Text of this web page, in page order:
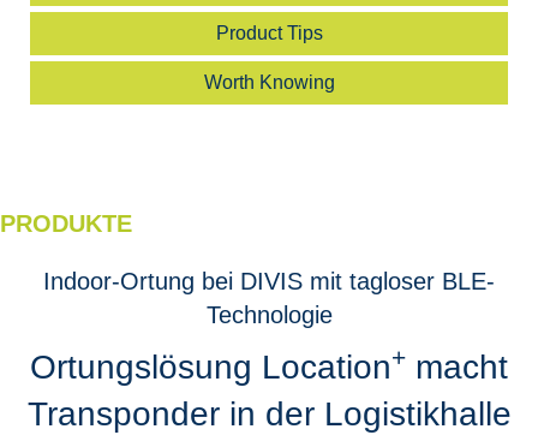
Product Tips
Worth Knowing
PRODUKTE
Indoor-Ortung bei DIVIS mit tagloser BLE-
Technologie
Ortungslösung Location+ macht
Transponder in der Logistikhalle